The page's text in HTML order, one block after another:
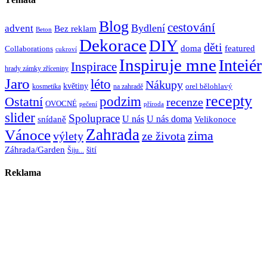
advent Beton Bez reklam Blog Bydlení cestování
Collaborations cukroví DekoraceDIY doma děti featured
hrady zámky zříceniny Inspirace Inspiruje mneInteiér
Jaro kosmetika květiny léto na zahradě Nákupy orel bělohlavý
Ostatní OVOCNÉ pečení podzim příroda recenzerecepty
slider snídaně Spoluprace U nás U nás doma Velikonoce
Vánocevýlety Zahradaze života zima
Záhrada/Garden Šiju... šití
Reklama